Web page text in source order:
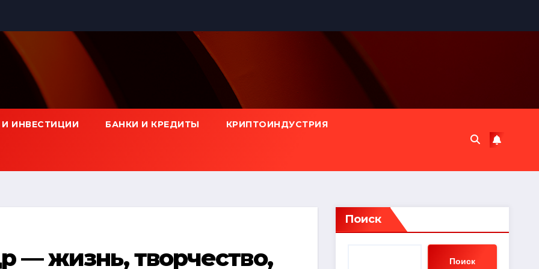
И ИНВЕСТИЦИИ БАНКИ И КРЕДИТЫ КРИПТОИНДУСТРИЯ
— жизнь, творчество,
Поиск
Поиск